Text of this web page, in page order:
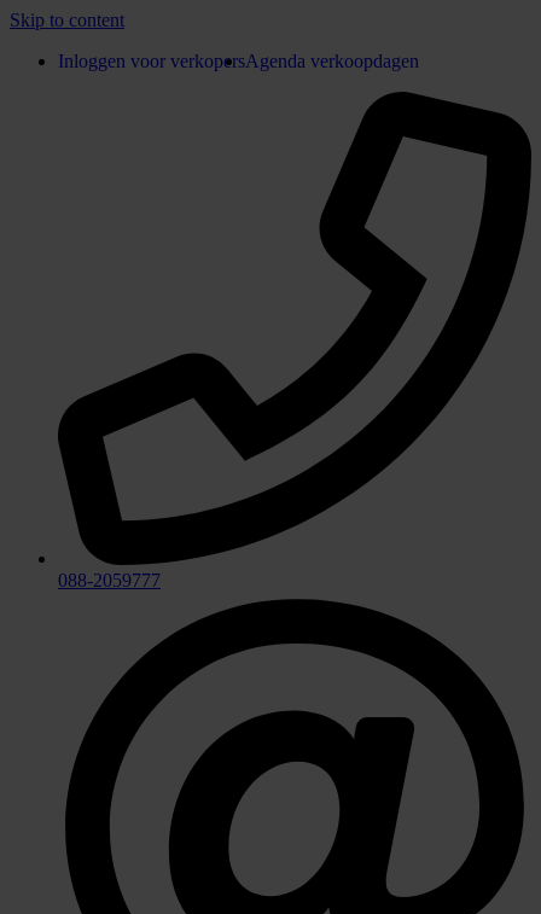
Skip to content
Inloggen voor verkopersAgenda verkoopdagen
088-2059777